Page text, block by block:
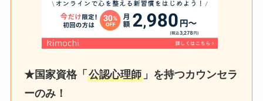
★国家資格「公認心理師 」を持つカウンセラ
ーのみ！